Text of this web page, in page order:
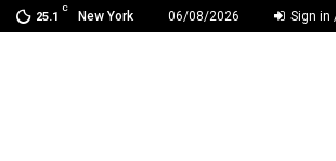
25.1
C
New York 06/08/2026 Sign in